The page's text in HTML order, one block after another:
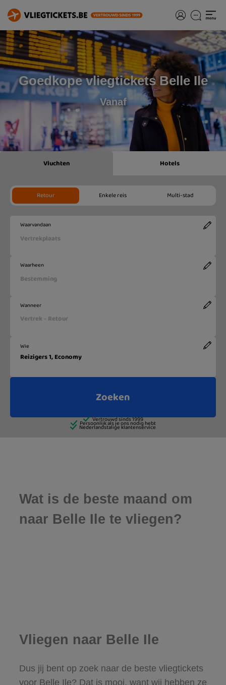
Goedkope vliegtickets Belle Ile
Vanaf
Wat is de beste maand om
naar Belle Ile te vliegen?
Vliegen naar Belle Ile
Dus jij bent op zoek naar de beste vliegtickets
voor Belle Ile? Dat is mooi, want wij hebben ze